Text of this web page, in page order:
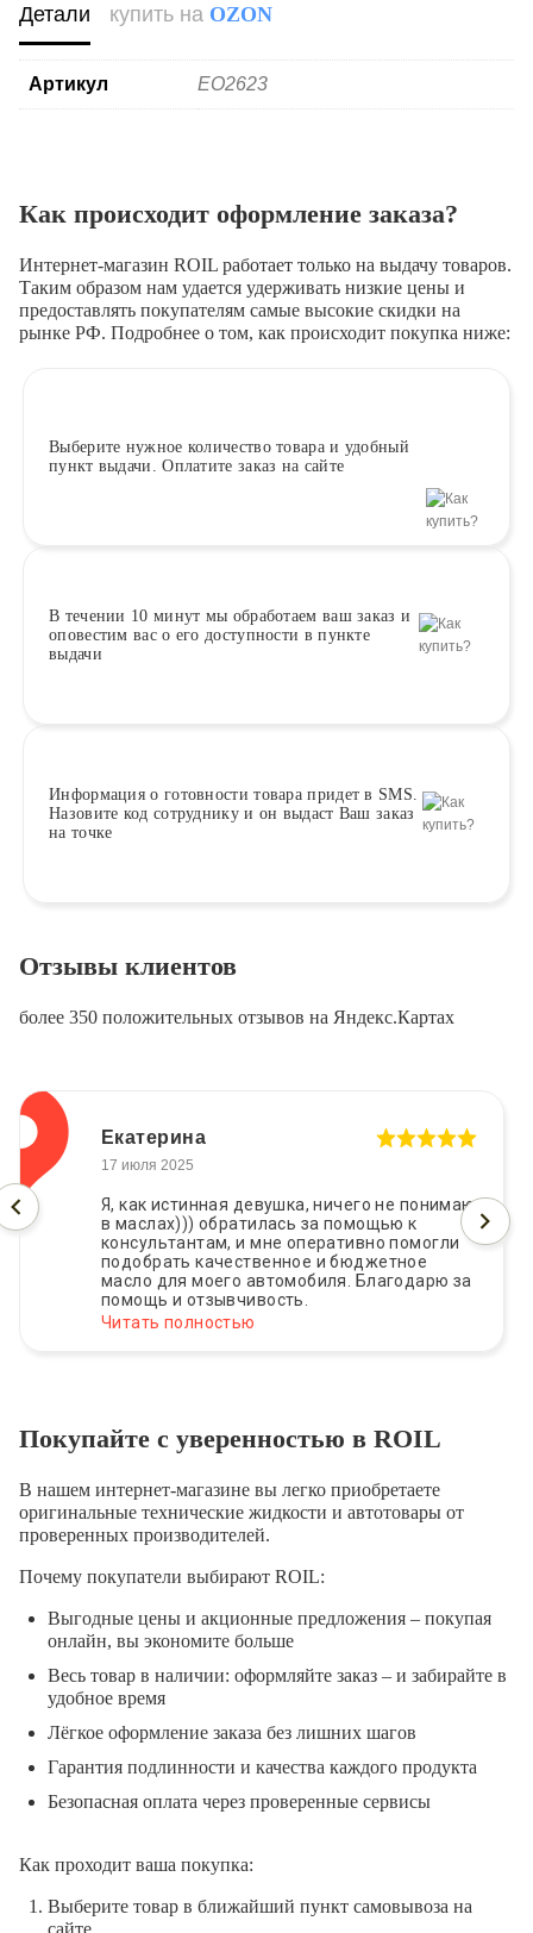
Детали купить на OZON
Артикул EO2623
Как происходит оформление заказа?
Интернет-магазин ROIL работает только на выдачу товаров.
Таким образом нам удается удерживать низкие цены и
предоставлять покупателям самые высокие скидки на
рынке РФ. Подробнее о том, как происходит покупка ниже:
Выберите нужное количество товара и удобный
пункт выдачи. Оплатите заказ на сайте
В течении 10 минут мы обработаем ваш заказ и
оповестим вас о его доступности в пункте
выдачи
Информация о готовности товара придет в SMS.
Назовите код сотруднику и он выдаст Ваш заказ
на точке
Отзывы клиентов
более 350 положительных отзывов на Яндекс.Картах
Екатерина
17 июля 2025
Я, как истинная девушка, ничего не понимаю
в маслах))) обратилась за помощью к
консультантам, и мне оперативно помогли
подобрать качественное и бюджетное
масло для моего автомобиля. Благодарю за
помощь и отзывчивость.
Читать полностью
Покупайте с уверенностью в ROIL
В нашем интернет-магазине вы легко приобретаете
оригинальные технические жидкости и автотовары от
проверенных производителей.
Почему покупатели выбирают ROIL:
Выгодные цены и акционные предложения – покупая
онлайн, вы экономите больше
Весь товар в наличии: оформляйте заказ – и забирайте в
удобное время
Лёгкое оформление заказа без лишних шагов
Гарантия подлинности и качества каждого продукта
Безопасная оплата через проверенные сервисы
Как проходит ваша покупка:
Выберите товар в ближайший пункт самовывоза на